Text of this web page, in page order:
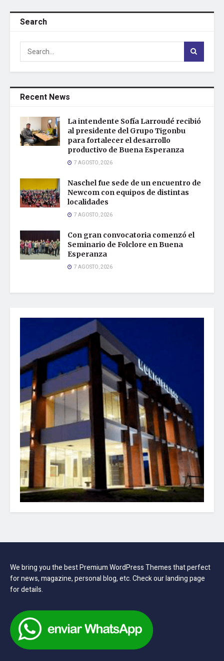
Search
Recent News
La intendente Sofía Larroudé recibió
al presidente del Grupo Tigonbu
para fortalecer el desarrollo
productivo de Buena Esperanza
7 AGOSTO, 2026
Naschel fue sede de un encuentro de
Newcom con equipos de distintas
localidades
7 AGOSTO, 2026
Con gran convocatoria comenzó el
Seminario de Folclore en Buena
Esperanza
7 AGOSTO, 2026
We bring you the best Premium WordPress Themes that perfect
for news, magazine, personal blog, etc. Check our landing page
for details.